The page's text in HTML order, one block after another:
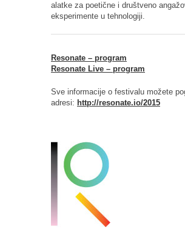
alatke za poetične i društveno
eksperimente u tehnologiji.
Resonate – program
Resonate Live – program
Sve informacije o festivalu možete
adresi: http://resonate.io/2015